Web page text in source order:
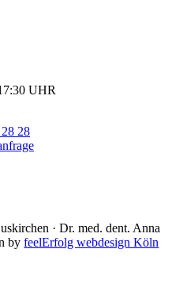
UHR
28
· Dr. med. dent. Anna
byfeelErfolg webdesign Köln